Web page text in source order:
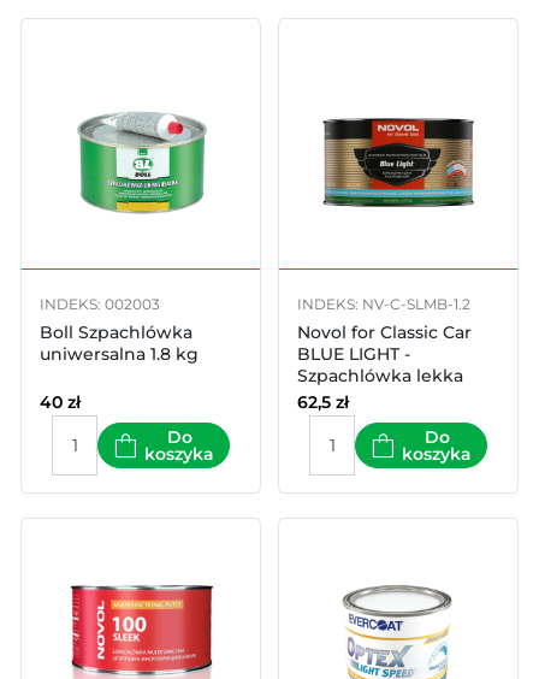
INDEKS: 002003
Boll Szpachlówka
uniwersalna 1.8 kg
40 zł
Do
koszyka
INDEKS: NV-C-SLMB-1.2
Novol for Classic Car
BLUE LIGHT -
Szpachlówka lekka
multifunkcyjna 1l
62,5 zł
Do
koszyka